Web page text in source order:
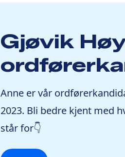
Gjøvik
Anne er vår
2023. Bli bedre kjent med
står for👇